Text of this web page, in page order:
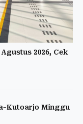
2026, Cek
Kutoarjo Minggu